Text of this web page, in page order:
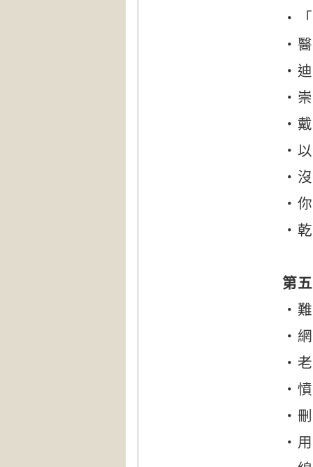
‧
‧
‧
‧
‧
‧
‧
‧
‧
第
‧
‧
‧
‧
‧
‧